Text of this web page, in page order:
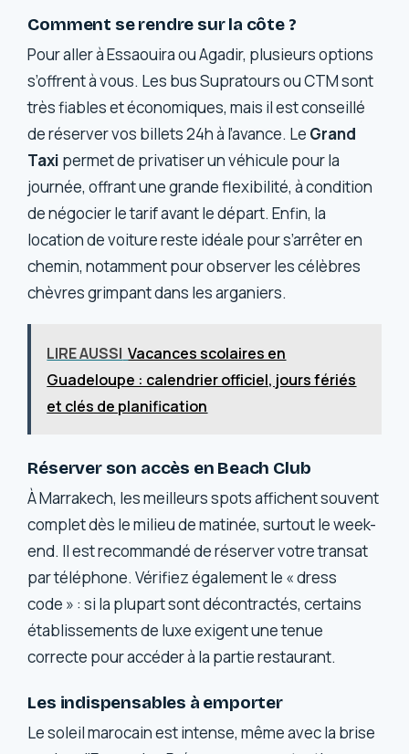
Comment se rendre sur la côte ?
Pour aller à Essaouira ou Agadir, plusieurs options
s’offrent à vous. Les bus Supratours ou CTM sont
très fiables et économiques, mais il est conseillé
de réserver vos billets 24h à l’avance. Le Grand
Taxi permet de privatiser un véhicule pour la
journée, offrant une grande flexibilité, à condition
de négocier le tarif avant le départ. Enfin, la
location de voiture reste idéale pour s’arrêter en
chemin, notamment pour observer les célèbres
chèvres grimpant dans les arganiers.
LIRE AUSSI Vacances scolaires en
Guadeloupe : calendrier officiel, jours fériés
et clés de planification
Réserver son accès en Beach Club
À Marrakech, les meilleurs spots affichent souvent
complet dès le milieu de matinée, surtout le week-
end. Il est recommandé de réserver votre transat
par téléphone. Vérifiez également le « dress
code » : si la plupart sont décontractés, certains
établissements de luxe exigent une tenue
correcte pour accéder à la partie restaurant.
Les indispensables à emporter
Le soleil marocain est intense, même avec la brise